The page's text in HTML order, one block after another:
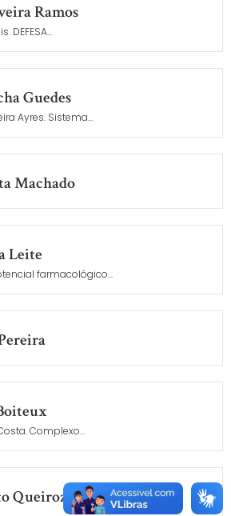
Ramos
DEFESA...
Guedes
Ayres. Sistema...
Machado
Leite
farmacológico...
Complexo...
Queiroz